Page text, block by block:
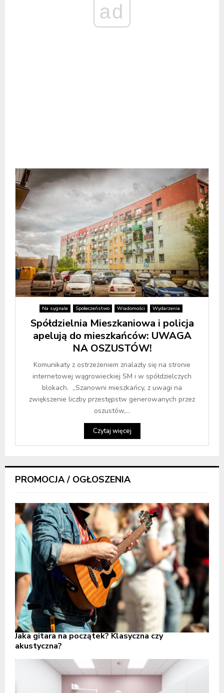
ad
Na sygnale Społeczeństwo Wiadomości Wydarzenia
Spółdzielnia Mieszkaniowa i policja
apelują do mieszkańców: UWAGA
NA OSZUSTÓW!
Komunikaty z ostrzeżeniem znalazły się na stronie
internetowej wągrowieckiej SM i w spółdzielczych
blokach. „Szanowni mieszkańcy, z uwagi na
zwiększenie liczby przestępstw generowanych przez
oszustów,...
Czytaj więcej
PROMOCJA / OGŁOSZENIA
Jaka gitara na początek? Klasyczna czy
akustyczna?